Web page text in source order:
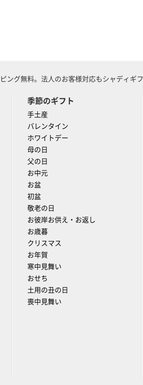
グ無料。法人のお客様対応もシャディギ
季節のギフト
手土産
バレンタイン
ホワイトデー
母の日
父の日
お中元
お盆
初盆
敬老の日
お彼岸お供え・お返し
お歳暮
クリスマス
お年賀
寒中見舞い
おせち
土用の丑の日
喪中見舞い